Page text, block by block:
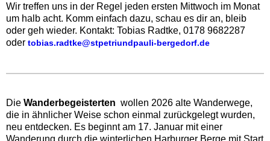
Wir treffen uns in der Regel jeden ersten Mittwoch im Monat
um halb acht. Komm einfach dazu, schau es dir an, bleib
oder geh wieder. Kontakt: Tobias Radtke, 0178 9682287
oder tobias.radtke@stpetriundpauli-bergedorf.de
Die Wanderbegeisterten wollen 2026 alte Wanderwege,
die in ähnlicher Weise schon einmal zurückgelegt wurden,
neu entdecken. Es beginnt am 17. Januar mit einer
Wanderung durch die winterlichen Harburger Berge mit Start